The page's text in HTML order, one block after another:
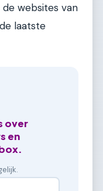
de websites van
laatste
over
en